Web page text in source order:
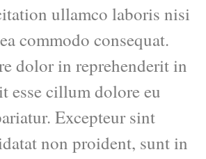
ullamco laboris nisi
commodo consequat.
dolor in reprehenderit in
esse cillum dolore eu
Excepteur sint
non proident, sunt in